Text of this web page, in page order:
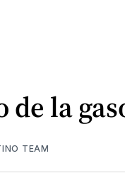
de la
TEAM